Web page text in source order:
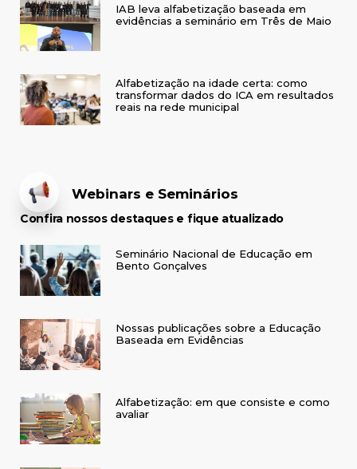
IAB leva alfabetização baseada em
evidências a seminário em Três de Maio
Alfabetização na idade certa: como
transformar dados do ICA em resultados
reais na rede municipal
Webinars e Seminários
Confira nossos destaques e fique atualizado
Seminário Nacional de Educação em
Bento Gonçalves
Nossas publicações sobre a Educação
Baseada em Evidências
Alfabetização: em que consiste e como
avaliar